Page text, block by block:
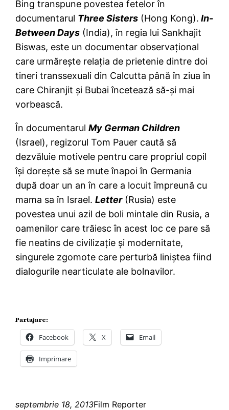
Bing transpune povestea fetelor în
documentarul Three Sisters (Hong Kong). In-
Between Days (India), în regia lui Sankhajit
Biswas, este un documentar observaţional
care urmăreşte relaţia de prietenie dintre doi
tineri transsexuali din Calcutta până în ziua în
care Chiranjit şi Bubai încetează să-şi mai
vorbească.
În documentarulMy German Children
(Israel), regizorul Tom Pauer caută să
dezvăluie motivele pentru care propriul copil
îşi doreşte să se mute înapoi în Germania
după doar un an în care a locuit împreună cu
mama sa în Israel.Letter(Rusia) este
povestea unui azil de boli mintale din Rusia, a
oamenilor care trăiesc în acest loc ce pare să
fie neatins de civilizaţie şi modernitate,
singurele zgomote care perturbă liniştea fiind
dialogurile nearticulate ale bolnavilor.
Partajare:
Facebook X Email
Imprimare
septembrie 18, 2013Film Reporter